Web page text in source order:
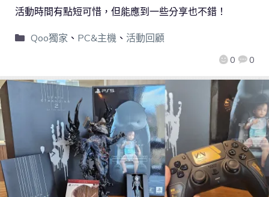
0 0
活動時間有點短可惜，但能應到一些分享也不錯！
Qoo獨家 、 PC&主機、 活動回顧